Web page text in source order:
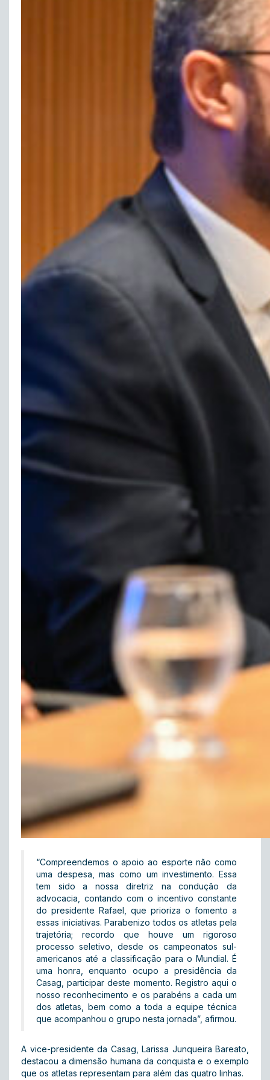
“Compreendemos o apoio ao esporte não como
uma despesa, mas como um investimento. Essa
tem sido a nossa diretriz na condução da
advocacia, contando com o incentivo constante
do presidente Rafael, que prioriza o fomento a
essas iniciativas. Parabenizo todos os atletas pela
trajetória; recordo que houve um rigoroso
processo seletivo, desde os campeonatos sul-
americanos até a classificação para o Mundial. É
uma honra, enquanto ocupo a presidência da
Casag, participar deste momento. Registro aqui o
nosso reconhecimento e os parabéns a cada um
dos atletas, bem como a toda a equipe técnica
que acompanhou o grupo nesta jornada”, afirmou.
A vice-presidente da Casag, Larissa Junqueira Bareato,
destacou a dimensão humana da conquista e o exemplo
que os atletas representam para além das quatro linhas.